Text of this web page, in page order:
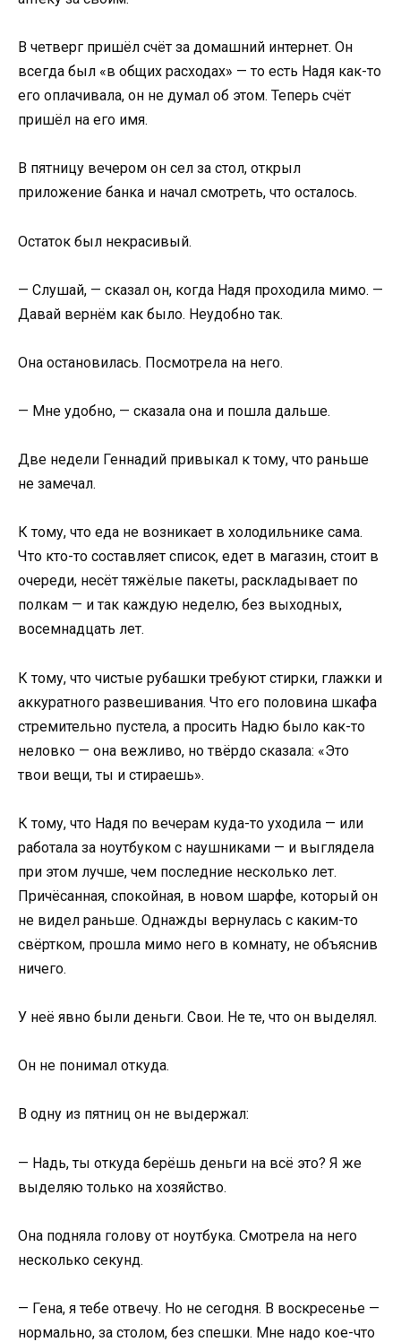
В четверг пришёл счёт за домашний интернет. Он
всегда был «в общих расходах» — то есть Надя как-то
его оплачивала, он не думал об этом. Теперь счёт
пришёл на его имя.
В пятницу вечером он сел за стол, открыл
приложение банка и начал смотреть, что осталось.
Остаток был некрасивый.
— Слушай, — сказал он, когда Надя проходила мимо. —
Давай вернём как было. Неудобно так.
Она остановилась. Посмотрела на него.
— Мне удобно, — сказала она и пошла дальше.
Две недели Геннадий привыкал к тому, что раньше
не замечал.
К тому, что еда не возникает в холодильнике сама.
Что кто-то составляет список, едет в магазин, стоит в
очереди, несёт тяжёлые пакеты, раскладывает по
полкам — и так каждую неделю, без выходных,
восемнадцать лет.
К тому, что чистые рубашки требуют стирки, глажки и
аккуратного развешивания. Что его половина шкафа
стремительно пустела, а просить Надю было как-то
неловко — она вежливо, но твёрдо сказала: «Это
твои вещи, ты и стираешь».
К тому, что Надя по вечерам куда-то уходила — или
работала за ноутбуком с наушниками — и выглядела
при этом лучше, чем последние несколько лет.
Причёсанная, спокойная, в новом шарфе, который он
не видел раньше. Однажды вернулась с каким-то
свёртком, прошла мимо него в комнату, не объяснив
ничего.
У неё явно были деньги. Свои. Не те, что он выделял.
Он не понимал откуда.
В одну из пятниц он не выдержал:
— Надь, ты откуда берёшь деньги на всё это? Я же
выделяю только на хозяйство.
Она подняла голову от ноутбука. Смотрела на него
несколько секунд.
— Гена, я тебе отвечу. Но не сегодня. В воскресенье —
нормально, за столом, без спешки. Мне надо кое-что